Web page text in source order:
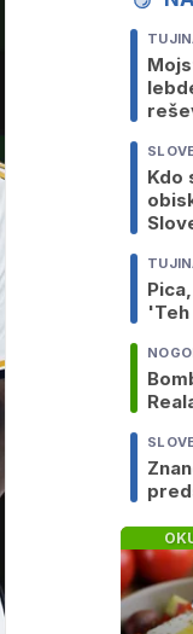
Kdo